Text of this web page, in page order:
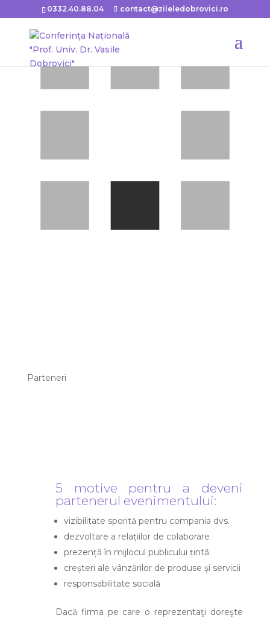
0332.40.88.04 contact@zileledobrovici.ro
Parteneri
5 motive pentru a deveni
partenerul evenimentului:
vizibilitate sporită pentru compania dvs.
dezvoltare a relațiilor de colaborare
prezență în mijlocul publicului țintă
creșteri ale vânzărilor de produse și servicii
responsabilitate socială
Dacă firma pe care o reprezentaţi doreşte